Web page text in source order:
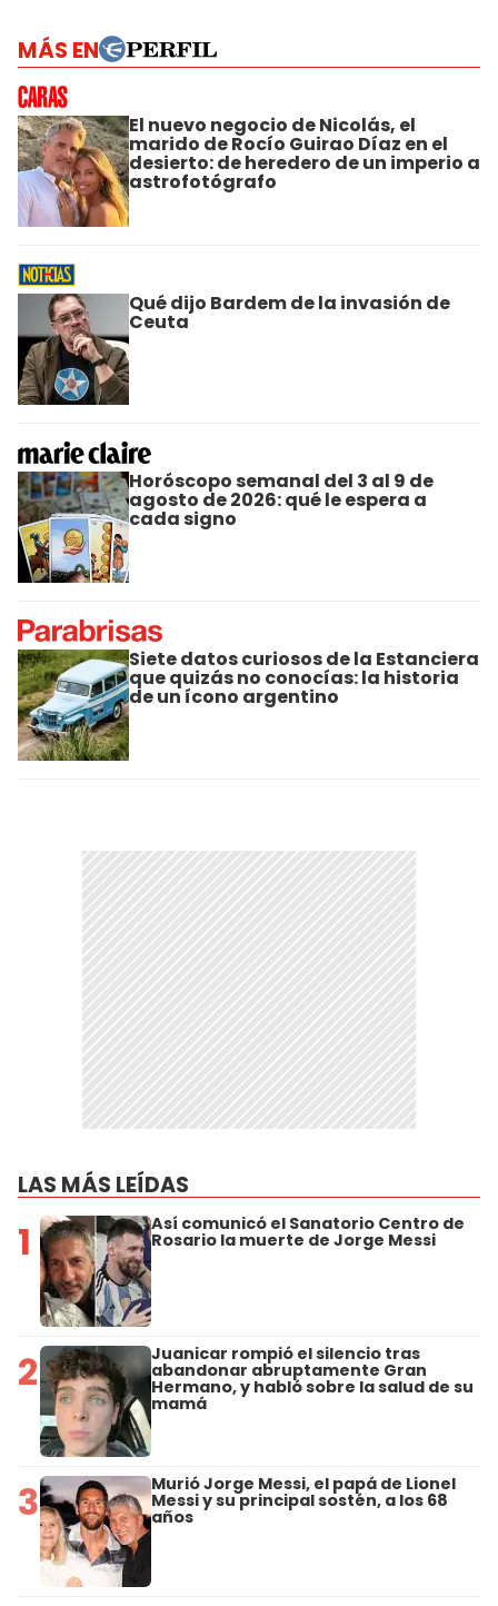
MÁS EN
El nuevo negocio de Nicolás, el
marido de Rocío Guirao Díaz en el
desierto: de heredero de un imperio a
astrofotógrafo
Qué dijo Bardem de la invasión de
Ceuta
Horóscopo semanal del 3 al 9 de
agosto de 2026: qué le espera a
cada signo
Siete datos curiosos de la Estanciera
que quizás no conocías: la historia
de un ícono argentino
LAS MÁS LEÍDAS
1 Así comunicó el Sanatorio Centro de
Rosario la muerte de Jorge Messi
2 Juanicar rompió el silencio tras
abandonar abruptamente Gran
Hermano, y habló sobre la salud de su
mamá
3 Murió Jorge Messi, el papá de Lionel
Messi y su principal sostén, a los 68
años